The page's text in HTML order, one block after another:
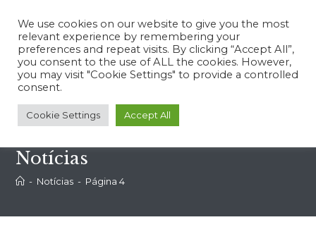
Notícias
- Notícias - Página 4
We use cookies on our website to give you the most
relevant experience by remembering your
preferences and repeat visits. By clicking “Accept All”,
you consent to the use of ALL the cookies. However,
you may visit "Cookie Settings" to provide a controlled
consent.
Cookie Settings Accept All